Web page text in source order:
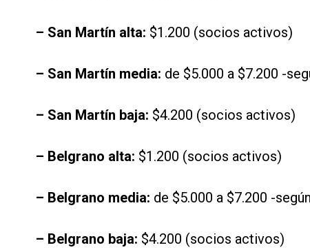
– San Martín alta: $1.200 (socios activos)
– San Martín media: de $5.000 a $7.200 -
– San Martín baja: $4.200 (socios activos)
– Belgrano alta: $1.200 (socios activos)
– Belgrano media: de $5.000 a $7.200 -
– Belgrano baja: $4.200 (socios activos)